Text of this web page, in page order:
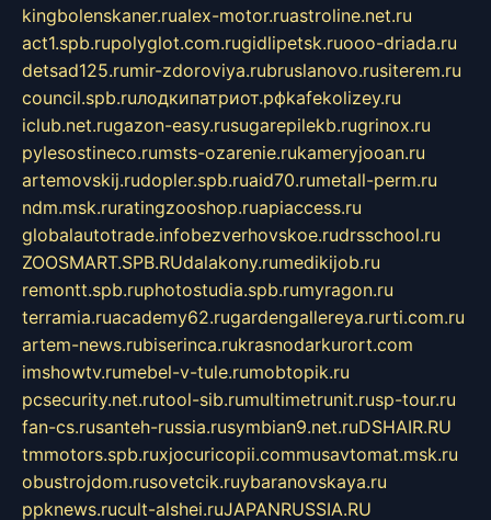
kingbolenskaner.rualex-motor.ruastroline.net.ru
act1.spb.rupolyglot.com.rugidlipetsk.ruooo-driada.ru
detsad125.rumir-zdoroviya.rubruslanovo.rusiterem.ru
council.spb.ruлодкипатриот.рфkafekolizey.ru
iclub.net.rugazon-easy.rusugarepilekb.rugrinox.ru
pylesostineco.rumsts-ozarenie.rukameryjooan.ru
artemovskij.rudopler.spb.ruaid70.rumetall-perm.ru
ndm.msk.ruratingzooshop.ruapiaccess.ru
globalautotrade.infobezverhovskoe.rudrsschool.ru
ZOOSMART.SPB.RUdalakony.rumedikijob.ru
remontt.spb.ruphotostudia.spb.rumyragon.ru
terramia.ruacademy62.rugardengallereya.rurti.com.ru
artem-news.rubiserinca.rukrasnodarkurort.com
imshowtv.rumebel-v-tule.rumobtopik.ru
pcsecurity.net.rutool-sib.rumultimetrunit.rusp-tour.ru
fan-cs.rusanteh-russia.rusymbian9.net.ruDSHAIR.RU
tmmotors.spb.ruxjocuricopii.commusavtomat.msk.ru
obustrojdom.rusovetcik.ruybaranovskaya.ru
ppknews.rucult-alshei.ruJAPANRUSSIA.RU